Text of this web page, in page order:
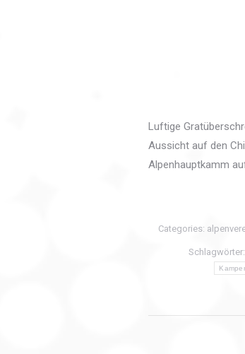
Luftige
Aussicht auf den
Alpenhauptkamm
Categories:
Schlagwörter: